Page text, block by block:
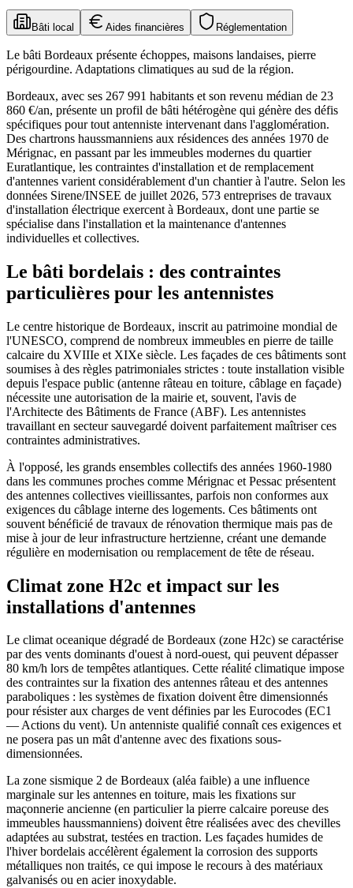
Bâti local Aides financières Réglementation
Le bâti Bordeaux présente échoppes, maisons landaises, pierre
périgourdine. Adaptations climatiques au sud de la région.
Bordeaux, avec ses 267 991 habitants et son revenu médian de 23
860 €/an, présente un profil de bâti hétérogène qui génère des défis
spécifiques pour tout antenniste intervenant dans l'agglomération.
Des chartrons haussmanniens aux résidences des années 1970 de
Mérignac, en passant par les immeubles modernes du quartier
Euratlantique, les contraintes d'installation et de remplacement
d'antennes varient considérablement d'un chantier à l'autre. Selon les
données Sirene/INSEE de juillet 2026, 573 entreprises de travaux
d'installation électrique exercent à Bordeaux, dont une partie se
spécialise dans l'installation et la maintenance d'antennes
individuelles et collectives.
Le bâti bordelais : des contraintes
particulières pour les antennistes
Le centre historique de Bordeaux, inscrit au patrimoine mondial de
l'UNESCO, comprend de nombreux immeubles en pierre de taille
calcaire du XVIIIe et XIXe siècle. Les façades de ces bâtiments sont
soumises à des règles patrimoniales strictes : toute installation visible
depuis l'espace public (antenne râteau en toiture, câblage en façade)
nécessite une autorisation de la mairie et, souvent, l'avis de
l'Architecte des Bâtiments de France (ABF). Les antennistes
travaillant en secteur sauvegardé doivent parfaitement maîtriser ces
contraintes administratives.
À l'opposé, les grands ensembles collectifs des années 1960-1980
dans les communes proches comme Mérignac et Pessac présentent
des antennes collectives vieillissantes, parfois non conformes aux
exigences du câblage interne des logements. Ces bâtiments ont
souvent bénéficié de travaux de rénovation thermique mais pas de
mise à jour de leur infrastructure hertzienne, créant une demande
régulière en modernisation ou remplacement de tête de réseau.
Climat zone H2c et impact sur les
installations d'antennes
Le climat oceanique dégradé de Bordeaux (zone H2c) se caractérise
par des vents dominants d'ouest à nord-ouest, qui peuvent dépasser
80 km/h lors de tempêtes atlantiques. Cette réalité climatique impose
des contraintes sur la fixation des antennes râteau et des antennes
paraboliques : les systèmes de fixation doivent être dimensionnés
pour résister aux charges de vent définies par les Eurocodes (EC1
— Actions du vent). Un antenniste qualifié connaît ces exigences et
ne posera pas un mât d'antenne avec des fixations sous-
dimensionnées.
La zone sismique 2 de Bordeaux (aléa faible) a une influence
marginale sur les antennes en toiture, mais les fixations sur
maçonnerie ancienne (en particulier la pierre calcaire poreuse des
immeubles haussmanniens) doivent être réalisées avec des chevilles
adaptées au substrat, testées en traction. Les façades humides de
l'hiver bordelais accélèrent également la corrosion des supports
métalliques non traités, ce qui impose le recours à des matériaux
galvanisés ou en acier inoxydable.